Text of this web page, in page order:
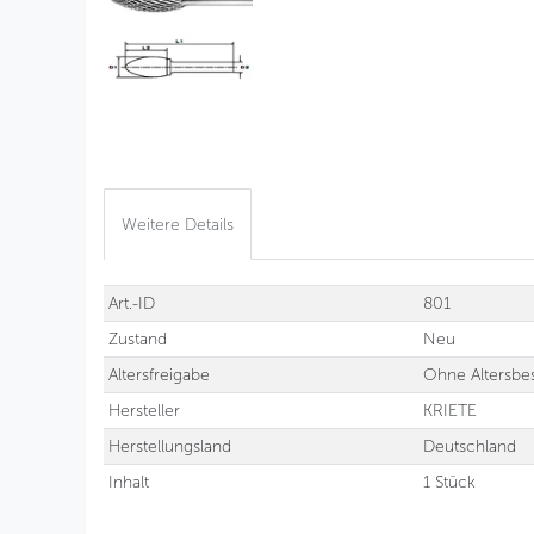
Weitere Details
Technisches
Merkmal
Wert
Art.-ID
801
Zustand
Neu
Altersfreigabe
Ohne
Hersteller
KRIETE
Herstellungsland
Deutschland
Inhalt
1 Stück